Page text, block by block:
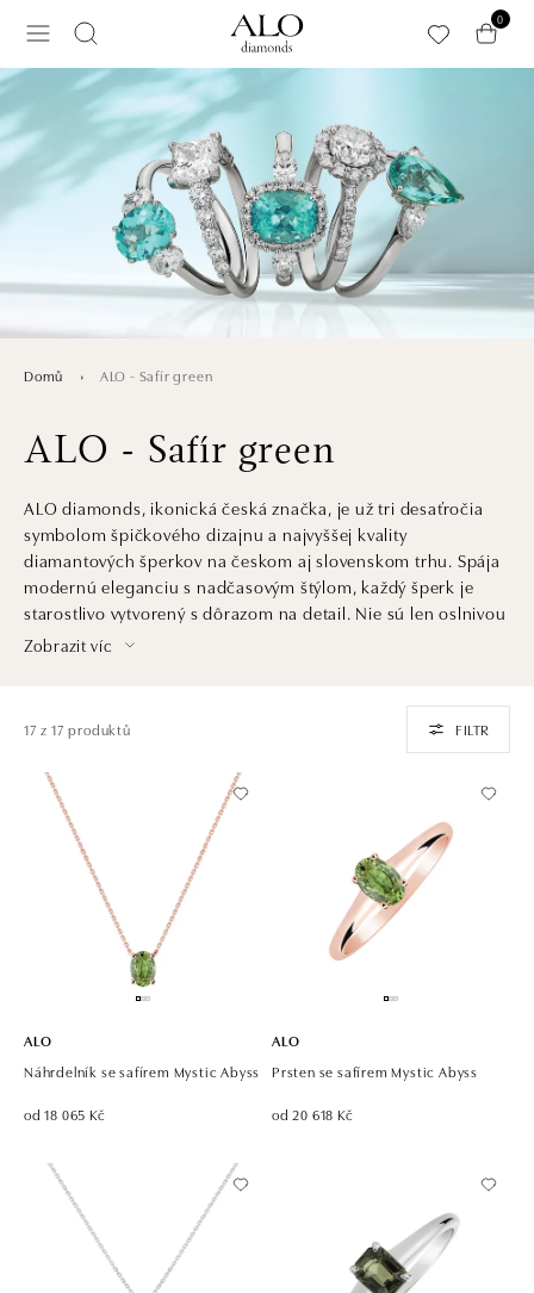
0
Domů ALO - Safír green
ALO - Safír green
ALO diamonds, ikonická česká značka, je už tri desaťročia
symbolom špičkového dizajnu a najvyššej kvality
diamantových šperkov na českom aj slovenskom trhu. Spája
modernú eleganciu s nadčasovým štýlom, každý šperk je
starostlivo vytvorený s dôrazom na detail. Nie sú len oslnivou
ozdobou. Sú aj investíciou do krásy, ktorá pretrvá generácie
Zobrazit víc
17 z 17 produktů FILTR
ALO
Náhrdelník se safírem Mystic Abyss
od 18 065 Kč
ALO
Prsten se safírem Mystic Abyss
od 20 618 Kč